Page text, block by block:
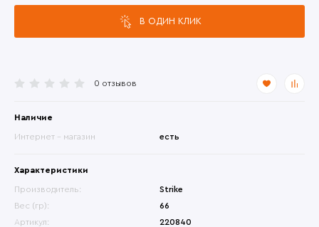
0 отзывов
Наличие
Интернет - магазин есть
Характеристики
Производитель:
Strike
Вес (гр):
66
Артикул:
220840
В ОДИН КЛИК